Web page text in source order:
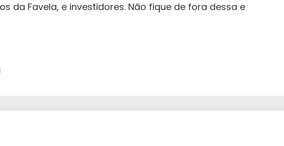
da Favela, e investidores. Não fique de fora dessa e